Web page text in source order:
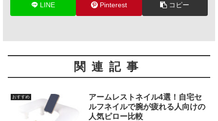
LINE Pinterest コピー
関連記事
おすすめ
アームレストネイル4選！自宅セ
ルフネイルで腕が疲れる人向けの
人気ピロー比較